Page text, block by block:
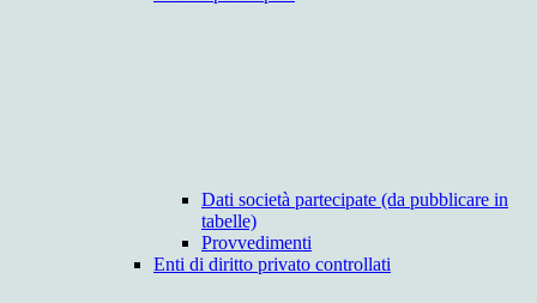
Dati società partecipate (da pubblicare in
tabelle)
Provvedimenti
Enti di diritto privato controllati